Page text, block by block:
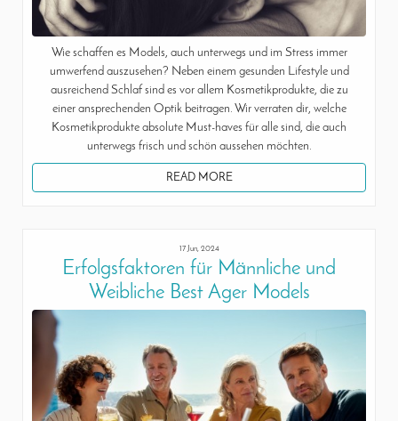
Wie schaffen es Models, auch unterwegs und im Stress immer
umwerfend auszusehen? Neben einem gesunden Lifestyle und
ausreichend Schlaf sind es vor allem Kosmetikprodukte, die zu
einer ansprechenden Optik beitragen. Wir verraten dir, welche
Kosmetikprodukte absolute Must-haves für alle sind, die auch
unterwegs frisch und schön aussehen möchten.
READ MORE
17 Jun, 2024
Erfolgsfaktoren für Männliche und
Weibliche Best Ager Models